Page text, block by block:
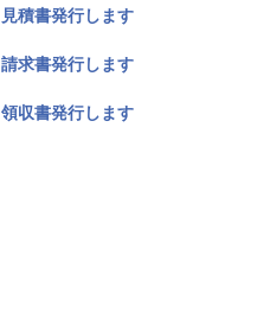
見積書発行します
請求書発行します
領収書発行します